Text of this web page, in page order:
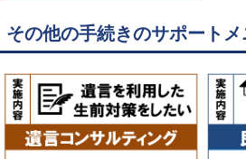
その他の手続きのサポートメ